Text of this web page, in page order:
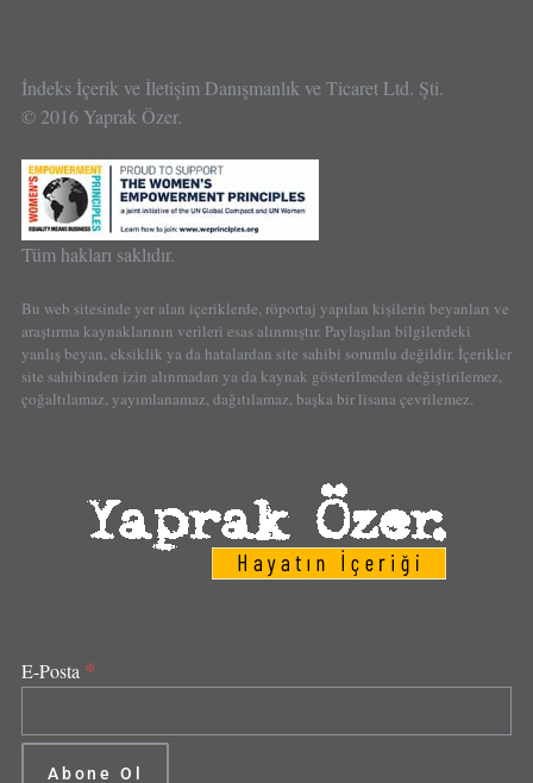
İndeks İçerik ve İletişim Danışmanlık ve Ticaret Ltd. Şti.
© 2016 Yaprak Özer.
Tüm hakları saklıdır.
Bu web sitesinde yer alan içeriklerde, röportaj yapılan kişilerin beyanları ve
araştırma kaynaklarının verileri esas alınmıştır. Paylaşılan bilgilerdeki
yanlış beyan, eksiklik ya da hatalardan site sahibi sorumlu değildir. İçerikler
site sahibinden izin alınmadan ya da kaynak gösterilmeden değiştirilemez,
çoğaltılamaz, yayımlanamaz, dağıtılamaz, başka bir lisana çevrilemez.
E-Posta *